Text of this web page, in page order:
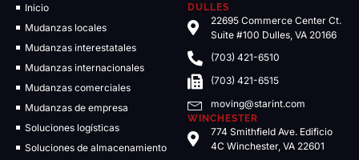
Inicio
Mudanzas locales
Mudanzas interestatales
Mudanzas internacionales
Mudanzas comerciales
Mudanzas de empresa
Soluciones logísticas
Soluciones de almacenamiento
DULLES
22695 Commerce Center Ct.
Suite #100 Dulles, VA 20166
(703) 421-6510
(703) 421-6515
moving@starint.com
WINCHESTER
774 Smithfield Ave. Edificio
4C Winchester, VA 22601